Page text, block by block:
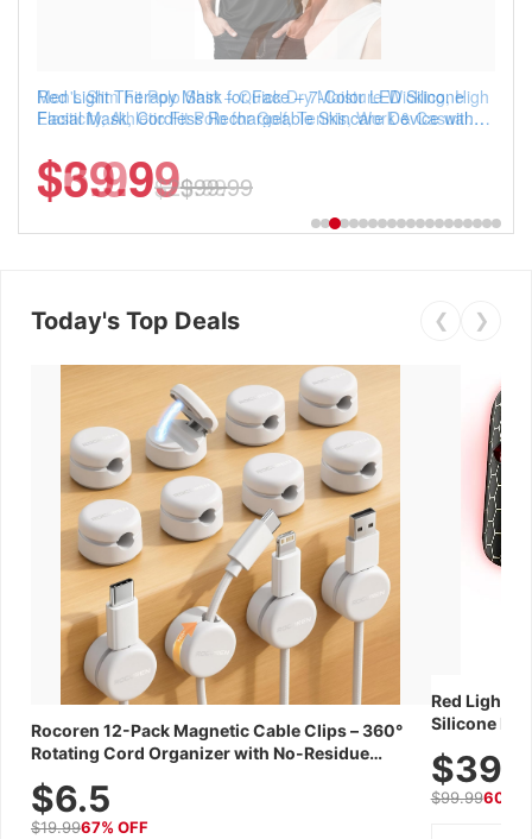
Men's Slim Fit Polo Shirt – Quick Dry Moisture Wicking, High
Elasticity, Athletic Fit Polo for Golf, Tennis, Work & Casual
$6.99$29.99
Today's Top Deals ❮ ❯
Rocoren 12-Pack Magnetic Cable Clips – 360°
Rotating Cord Organizer with No-Residue
Wall, Car & Office, White
$6.5
$19.9967% OFF
Red Light
Silicone
$99.9960%